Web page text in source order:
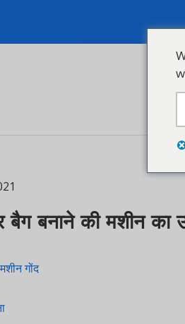
मशीनों
बैग बनाने की मशीन का
गोंद